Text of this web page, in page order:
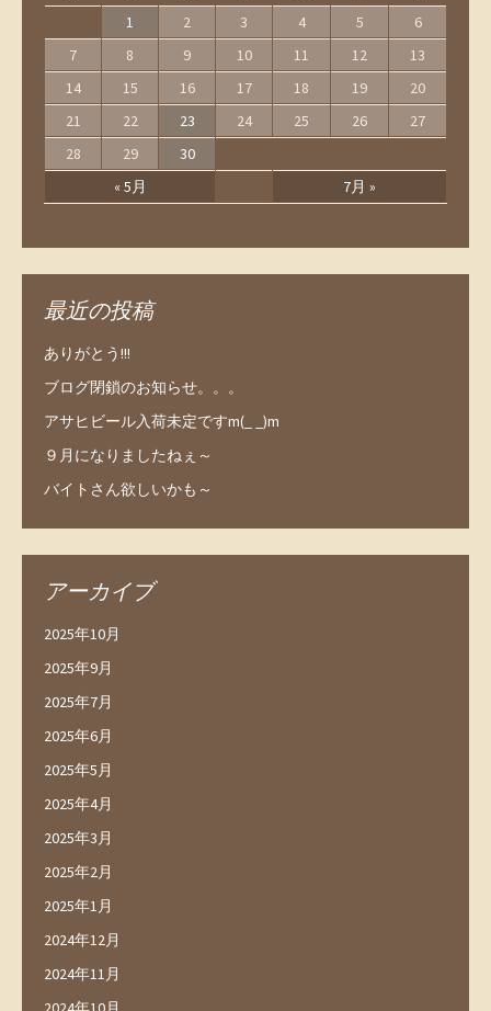
« 5月 7月 »
1 2 3 4 5
6
7
8 9 10 11 12
13
14
15 16 17 18 19
20
21
22 23 24 25 26
27
28
29 30
最近の投稿
ありがとう!!!
ブログ閉鎖のお知らせ。。。
アサヒビール入荷未定ですm(_ _)m
９月になりましたねぇ～
バイトさん欲しいかも～
アーカイブ
2025年10月
2025年9月
2025年7月
2025年6月
2025年5月
2025年4月
2025年3月
2025年2月
2025年1月
2024年12月
2024年11月